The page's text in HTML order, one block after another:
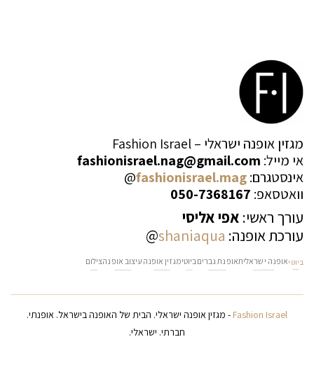
מגזין אופנה ישראלי – Fashion Israel
אי מייל: fashionisrael.nag@gmail.com
אינסטגרם:fashionisrael.mag
@
וואטסאפ: 050-7368167
עורך ראשי: אפי אליסי
עורכת אופנה: shaniaqua
@
ביוטיאופנה ישראליתאופנת גבריםביוטימגזין אופנה עיצוב אופנהצילום
Fashion Israel - מגזין אופנה ישראלי. הבית של האופנה בישראל. אופנתי.
חברתי. ישראלי.